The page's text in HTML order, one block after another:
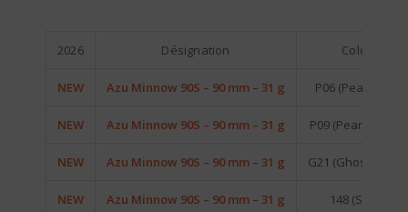
2026 Désignation Coloris
NEW Azu Minnow 90S – 90 mm – 31 g P06 (Pearl White)
NEW Azu Minnow 90S – 90 mm – 31 g P09 (Pearl
NEW Azu Minnow 90S – 90 mm – 31 g G21 (Ghost
NEW Azu Minnow 90S – 90 mm – 31 g 148 (Sayori)